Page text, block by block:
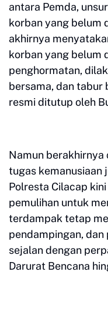
antara Pemda,
korban yang belum
akhirnya
korban yang belum
penghormatan,
bersama, dan tabur
resmi ditutup oleh
Namun berakhirnya
tugas kemanusiaan
Polresta Cilacap
pemulihan untuk
terdampak tetap
pendampingan, dan
sejalan dengan
Darurat Bencana